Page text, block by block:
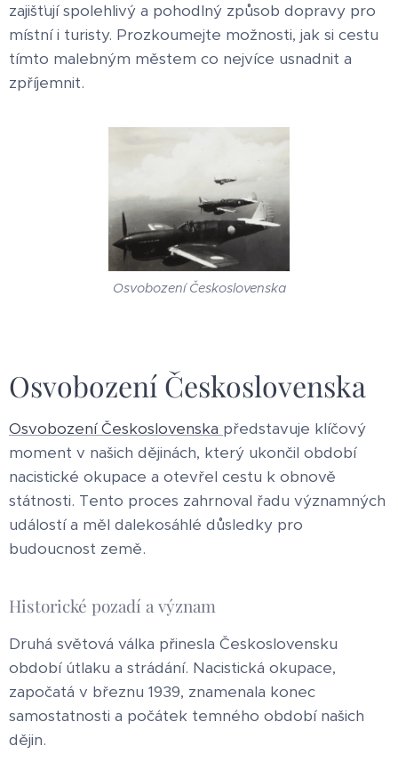
zajišťují spolehlivý a pohodlný způsob dopravy pro
místní i turisty. Prozkoumejte možnosti, jak si cestu
tímto malebným městem co nejvíce usnadnit a
zpříjemnit.
Osvobození Československa
Osvobození Československa
Osvobození Československa představuje klíčový
moment v našich dějinách, který ukončil období
nacistické okupace a otevřel cestu k obnově
státnosti. Tento proces zahrnoval řadu významných
událostí a měl dalekosáhlé důsledky pro
budoucnost země.
Historické pozadí a význam
Druhá světová válka přinesla Československu
období útlaku a strádání. Nacistická okupace,
započatá v březnu 1939, znamenala konec
samostatnosti a počátek temného období našich
dějin.